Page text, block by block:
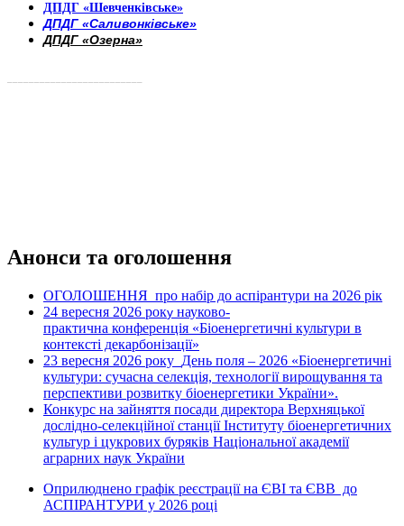
ДПДГ «Шевченківське»
ДПДГ «Саливонківське»
ДПДГ «Озерна»
Анонси та оголошення
ОГОЛОШЕННЯ про набір до аспірантури на 2026 рік
24 вересня 2026 року науково-
практична конференція «Біоенергетичні культури в
контексті декарбонізації»
23 вересня 2026 року День поля – 2026 «Біоенергетичні
культури: сучасна селекція, технології вирощування та
перспективи розвитку біоенергетики України».
Конкурс на зайняття посади директора Верхняцької
дослідно-селекційної станції Інституту біоенергетичних
культур і цукрових буряків Національної академії
аграрних наук України
Оприлюднено графік реєстрації на ЄВІ та ЄВВ до
АСПІРАНТУРИ у 2026 році